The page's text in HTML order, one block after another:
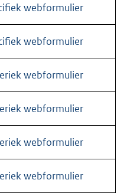
webformulier
webformulier
webformulier
webformulier
webformulier
webformulier